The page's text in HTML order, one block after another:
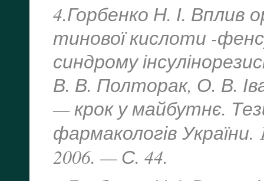
4.Горбенко Н. І. Вплив
тинової кислоти -
синдрому
В. В. Полторак, О. В.
— крок у майбутнє.
фармакологів України.
2006. — С. 44.